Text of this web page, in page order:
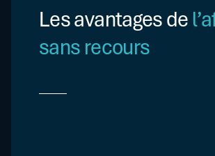
Les avantages de
sans recours